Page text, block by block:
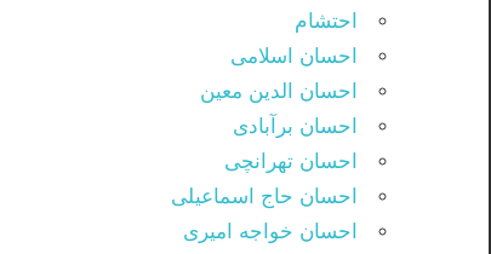
احتشام
احسان اسلامی
احسان الدین معین
احسان برآبادی
احسان تهرانچی
احسان حاج اسماعیلی
احسان خواجه امیری